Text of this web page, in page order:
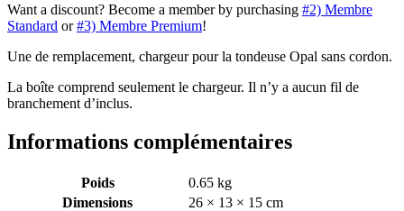
Want a discount? Become a member by purchasing #2) Membre
Standard or#3) Membre Premium!
Une de remplacement, chargeur pour la tondeuse Opal sans cordon.
La boîte comprend seulement le chargeur. Il n’y a aucun fil de
branchement d’inclus.
Informations complémentaires
Poids
0.65 kg
Dimensions
26 × 13 × 15 cm